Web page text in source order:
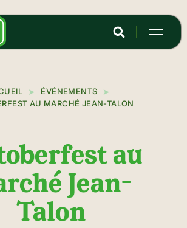
ÉVÉNEMENTS
AU MARCHÉ JEAN-TALON
au
Jean-
Talon